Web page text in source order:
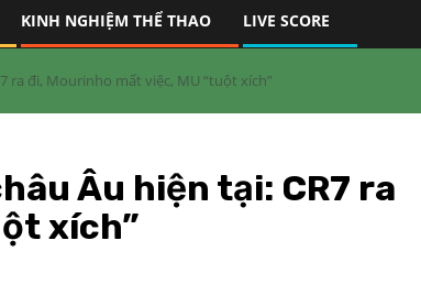
KINH NGHIỆM THỂ THAO LIVE SCORE
ra đi, Mourinho mất việc, MU “tuột xích”
Âu hiện tại: CR7 ra
xích”